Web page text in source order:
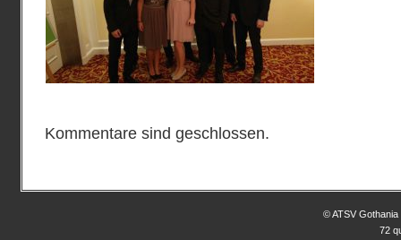
Kommentare sind geschlossen.
© ATSV
72